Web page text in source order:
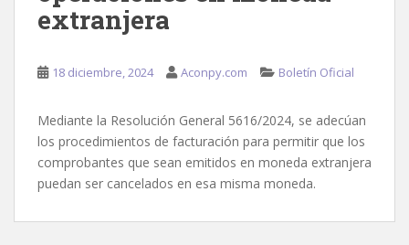
extranjera
18 diciembre, 2024 Aconpy.com Boletín Oficial
Mediante la Resolución General 5616/2024, se adecúan
los procedimientos de facturación para permitir que los
comprobantes que sean emitidos en moneda extranjera
puedan ser cancelados en esa misma moneda.